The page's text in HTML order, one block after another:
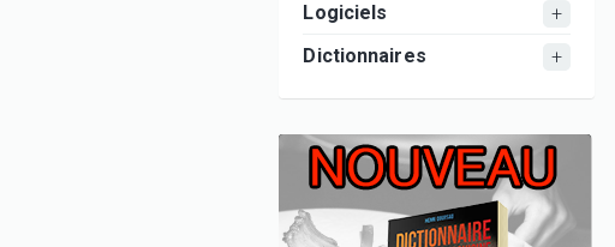
Logiciels
Dictionnaires